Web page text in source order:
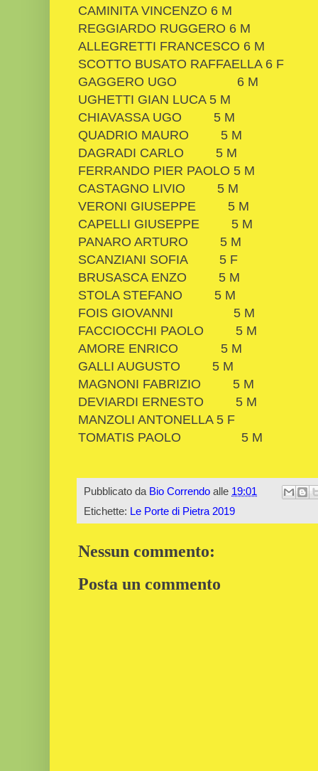
CAMINITA VINCENZO 6 M
REGGIARDO RUGGERO 6 M
ALLEGRETTI FRANCESCO 6 M
SCOTTO BUSATO RAFFAELLA 6 F
GAGGERO UGO
6 M
UGHETTI GIAN LUCA 5 M
CHIAVASSA UGO
5 M
QUADRIO MAURO
5 M
DAGRADI CARLO
5 M
FERRANDO PIER PAOLO 5 M
CASTAGNO LIVIO
5 M
VERONI GIUSEPPE
5 M
CAPELLI GIUSEPPE
5 M
PANARO ARTURO
5 M
SCANZIANI SOFIA
5 F
BRUSASCA ENZO
5 M
STOLA STEFANO
5 M
FOIS GIOVANNI
5 M
FACCIOCCHI PAOLO
5 M
AMORE ENRICO
5 M
GALLI AUGUSTO
5 M
MAGNONI FABRIZIO
5 M
DEVIARDI ERNESTO
5 M
MANZOLI ANTONELLA 5 F
TOMATIS PAOLO
5 M
Pubblicato da Bio Correndo alle 19:01
Etichette: Le Porte di Pietra 2019
Nessun commento:
Posta un commento